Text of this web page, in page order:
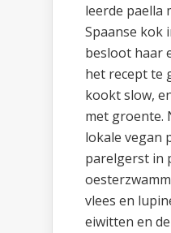
leerde paella
Spaanse kok
besloot haar
het recept te
kookt slow,
met groente.
lokale vegan
parelgerst in
vlees en
eiwitten en